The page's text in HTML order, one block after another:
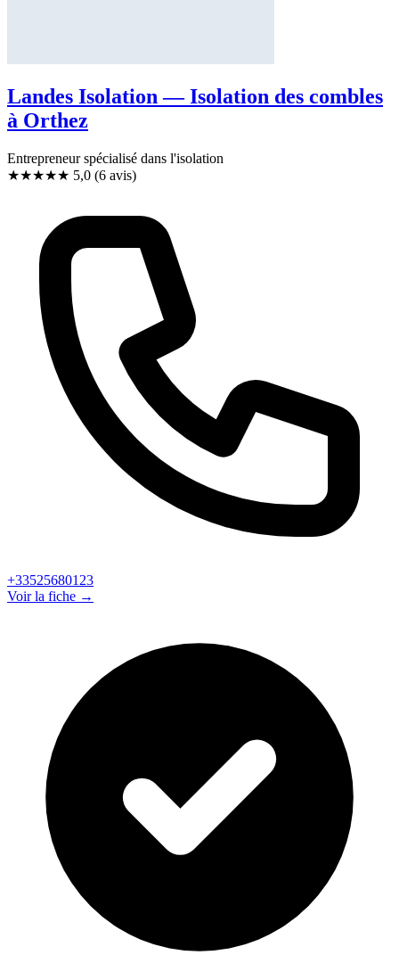
Landes Isolation — Isolation des combles
à Orthez
Entrepreneur spécialisé dans l'isolation
★★★★★ 5,0 (6 avis)
+33525680123
Voir la fiche →